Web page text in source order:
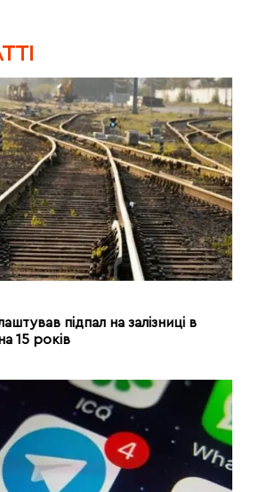
підпал на залізниці в
15 років